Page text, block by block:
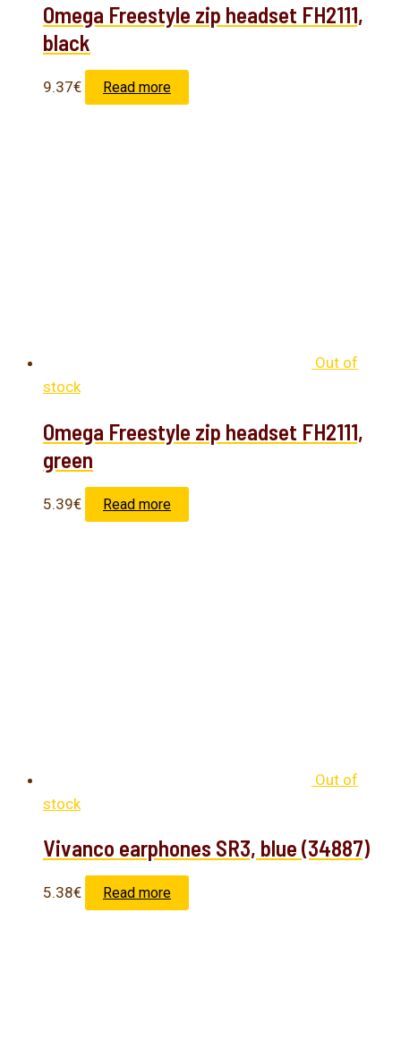
Omega Freestyle zip headset FH2111,
black
9.37€ Read more
Out of
stock
Omega Freestyle zip headset FH2111,
green
5.39€ Read more
Out of
stock
Vivanco earphones SR3, blue (34887)
5.38€ Read more